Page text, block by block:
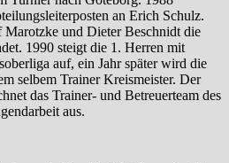
an Erich Schulz.
und Dieter Beschnidt die
1990 steigt die 1. Herren mit
auf, ein Jahr später wird die
selbem Trainer Kreismeister. Der
das Trainer- und Betreuerteam des
aus.